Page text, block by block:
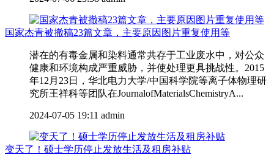
国家杰青被撤稿23篇文章，主要原因图片重复使用等
潜在的有毒金属和染料通常共存于工业废水中，对公众
健康和环境构成严重威胁，并使处理更具挑战性。2015
年12月23日，华北电力大学/中国科学院等离子体物理研
究所王祥科等团队在JournalofMaterialsChemistryA...
2024-07-05 19:11 admin
变天了！硕士学历停止发放生活及租房补贴